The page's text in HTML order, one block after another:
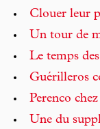
Clouer leur
Un tour de
Le temps
Guérilleros
Perenco
Une du